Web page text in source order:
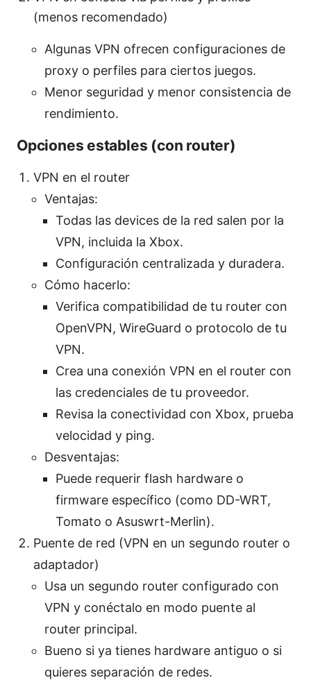
(menos recomendado)
Algunas VPN ofrecen configuraciones de
proxy o perfiles para ciertos juegos.
Menor seguridad y menor consistencia de
rendimiento.
Opciones estables (con router)
VPN en el router
Ventajas:
Todas las devices de la red salen por la
VPN, incluida la Xbox.
Configuración centralizada y duradera.
Cómo hacerlo:
Verifica compatibilidad de tu router con
OpenVPN, WireGuard o protocolo de tu
VPN.
Crea una conexión VPN en el router con
las credenciales de tu proveedor.
Revisa la conectividad con Xbox, prueba
velocidad y ping.
Desventajas:
Puede requerir flash hardware o
firmware específico (como DD-WRT,
Tomato o Asuswrt-Merlin).
Puente de red (VPN en un segundo router o
adaptador)
Usa un segundo router configurado con
VPN y conéctalo en modo puente al
router principal.
Bueno si ya tienes hardware antiguo o si
quieres separación de redes.